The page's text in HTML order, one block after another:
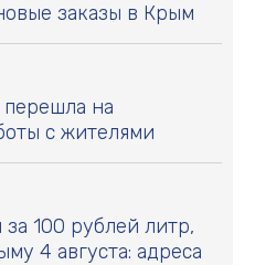
заказы в Крым
на
с жителями
100 рублей литр,
4 августа: адреса